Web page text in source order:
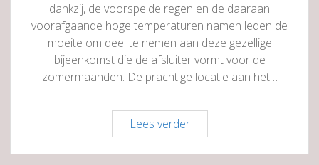
dankzij, de voorspelde regen en de daaraan
voorafgaande hoge temperaturen namen leden de
moeite om deel te nemen aan deze gezellige
bijeenkomst die de afsluiter vormt voor de
zomermaanden. De prachtige locatie aan het…
Lees verderJaarlijkse
BBQ
bij